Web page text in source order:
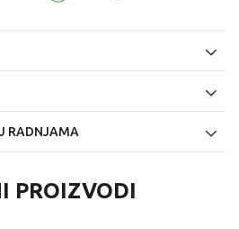
RADNJAMA
PROIZVODI